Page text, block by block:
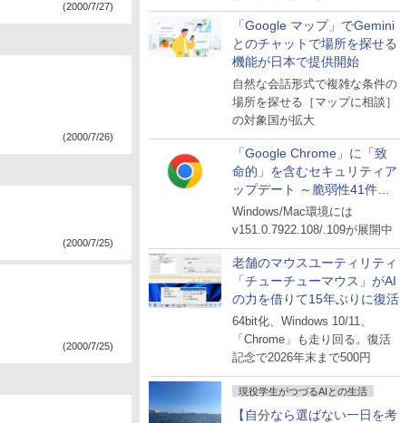
「Google マップ」でGemini
とのチャットで場所を探せる
機能が日本で提供開始
自然な会話形式で複雑な条件の
場所を探せる［マップに相談］
の対象国が拡大
「Google Chrome」に「致
命的」を含むセキュリティア
ップデート ～脆弱性41件に
対処
Windows/Mac環境には
v151.0.7922.108/.109が展開中
老舗のマウスユーティリティ
「チューチューマウス」がAI
の力を借りて15年ぶりに復活
64bit化、Windows 10/11、
「Chrome」も走り回る。復活
記念で2026年末まで500円
現役学生がつづるAIとの生活
【自分なら選ばない一日を考
(2000/7/27)
(2000/7/26)
(2000/7/25)
(2000/7/25)